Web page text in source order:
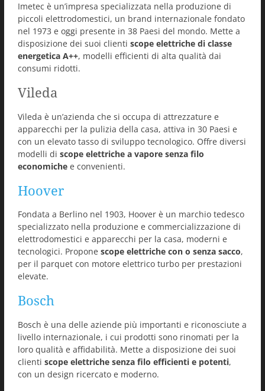
Imetec è un’impresa specializzata nella produzione di
piccoli elettrodomestici, un brand internazionale fondato
nel 1973 e oggi presente in 38 Paesi del mondo. Mette a
disposizione dei suoi clienti scope elettriche di classe
energetica A++, modelli efficienti di alta qualità dai
consumi ridotti.
Vileda
Vileda è un’azienda che si occupa di attrezzature e
apparecchi per la pulizia della casa, attiva in 30 Paesi e
con un elevato tasso di sviluppo tecnologico. Offre diversi
modelli di scope elettriche a vapore senza filo
economiche e convenienti.
Hoover
Fondata a Berlino nel 1903, Hoover è un marchio tedesco
specializzato nella produzione e commercializzazione di
elettrodomestici e apparecchi per la casa, moderni e
tecnologici. Propone scope elettriche con o senza sacco,
per il parquet con motore elettrico turbo per prestazioni
elevate.
Bosch
Bosch è una delle aziende più importanti e riconosciute a
livello internazionale, i cui prodotti sono rinomati per la
loro qualità e affidabilità. Mette a disposizione dei suoi
clienti scope elettriche senza filo efficienti e potenti,
con un design ricercato e moderno.